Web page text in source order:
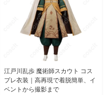
渡・転売はできません。
ンがご利用いただけない場合が
江戸川乱歩 魔術師スカウト コス
プレ衣装｜高再現で着脱簡単、イ
ベントから撮影まで